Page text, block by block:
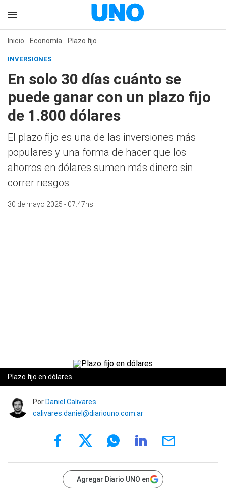
Inicio Economía Plazo fijo
INVERSIONES
En solo 30 días cuánto se
puede ganar con un plazo fijo
de 1.800 dólares
El plazo fijo es una de las inversiones más
populares y una forma de hacer que los
ahorros en dólares sumen más dinero sin
correr riesgos
30 de mayo 2025 - 07:47hs
Plazo fijo en dólares
Por Daniel Calivares
calivares.daniel@diariouno.com.ar
Agregar Diario UNO en